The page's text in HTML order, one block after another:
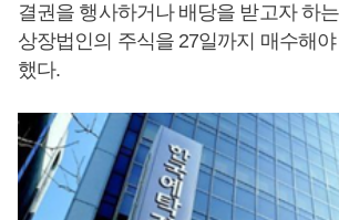
결권을 행사하거나 배당을 받고자 하
상장법인의 주식을 27일까지 매수해야
했다.